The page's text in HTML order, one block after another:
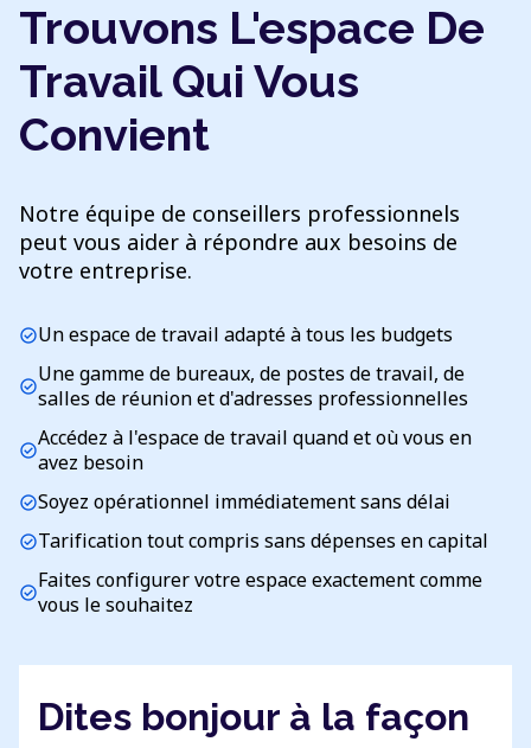
Trouvons L'espace De
Travail Qui Vous
Convient
Notre équipe de conseillers professionnels
peut vous aider à répondre aux besoins de
votre entreprise.
check_circleUn espace de travail adapté à tous les budgets
check_circleUne gamme de bureaux, de postes de travail, de
salles de réunion et d'adresses professionnelles
check_circleAccédez à l'espace de travail quand et où vous en
avez besoin
check_circleSoyez opérationnel immédiatement sans délai
check_circleTarification tout compris sans dépenses en capital
check_circleFaites configurer votre espace exactement comme
vous le souhaitez
Dites bonjour à la façon